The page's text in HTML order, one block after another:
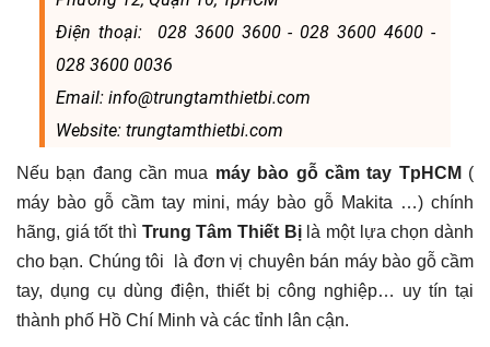
Điện thoại: 028 3600 3600 - 028 3600 4600 -
028 3600 0036
Email: info@trungtamthietbi.com
Website: trungtamthietbi.com
Nếu bạn đang cần mua máy bào gỗ cầm tay TpHCM (
máy bào gỗ cầm tay mini, máy bào gỗ Makita …) chính
hãng, giá tốt thì Trung Tâm Thiết Bị là một lựa chọn dành
cho bạn. Chúng tôi là đơn vị chuyên bán máy bào gỗ cầm
tay, dụng cụ dùng điện, thiết bị công nghiệp… uy tín tại
thành phố Hồ Chí Minh và các tỉnh lân cận.